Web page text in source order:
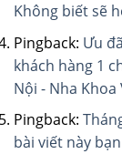
Không biết sẽ
Pingback: Ưu
khách hàng 1
Nội - Nha Khoa
Pingback:
bài viết này